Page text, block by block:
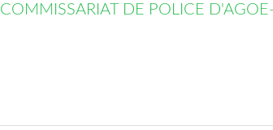
COMMISSARIAT DE POLICE